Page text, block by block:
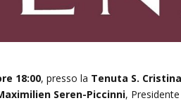
18:00, presso la Tenuta S. Cristina
Seren-Piccinni,